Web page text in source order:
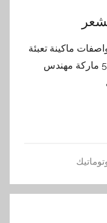
ماكينة تعبئة
السوائل و السوائل اللزجة موديل 505 ماركة مهندس